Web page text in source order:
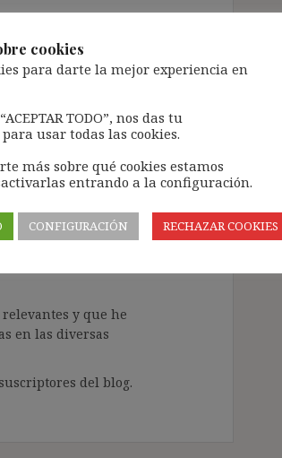
del blog.
(núm. 18,
y que he
en las diversas
del blog.
cookies
para darte la mejor experiencia en
TODO”, nos das tu
usar todas las cookies.
más sobre qué cookies estamos
entrando a la configuración.
CONFIGURACIÓN RECHAZAR COOKIES